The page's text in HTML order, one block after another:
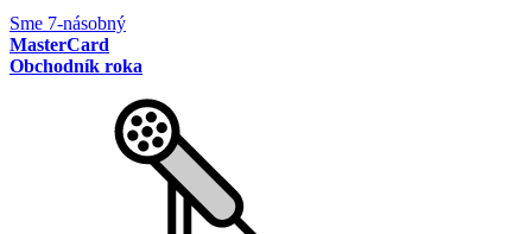
Sme 7-násobný
MasterCard
Obchodník roka